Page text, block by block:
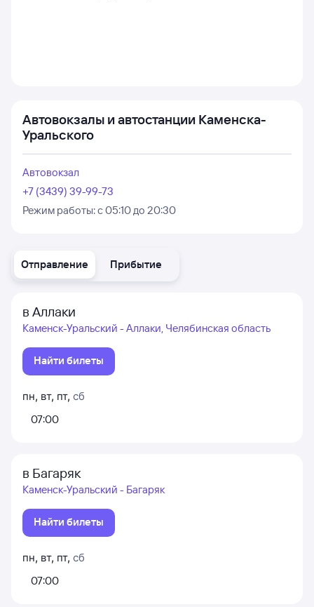
Отправление Прибытие
в Аллаки
Каменск-Уральский - Аллаки, Челябинская область
Найти билеты
пн, вт, пт, сб
07:00
в Багаряк
Каменск-Уральский - Багаряк
Найти билеты
пн, вт, пт, сб
07:00
Автовокзалы и автостанции Каменска-
Уральского
Автовокзал
+7 (3439) 39-99-73
Режим работы:с 05:10 до 20:30